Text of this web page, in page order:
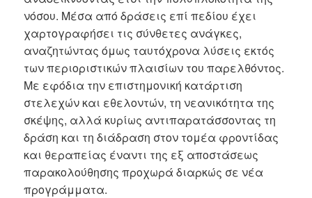
νόσου. Μέσα από δράσεις επί πεδίου έχει
χαρτογραφήσει τις σύνθετες ανάγκες,
αναζητώντας όμως ταυτόχρονα λύσεις εκτός
των περιοριστικών πλαισίων του παρελθόντος.
Με εφόδια την επιστημονική κατάρτιση
στελεχών και εθελοντών, τη νεανικότητα της
σκέψης, αλλά κυρίως αντιπαρατάσσοντας τη
δράση και τη διάδραση στον τομέα φροντίδας
και θεραπείας έναντι της εξ αποστάσεως
παρακολούθησης προχωρά διαρκώς σε νέα
προγράμματα.